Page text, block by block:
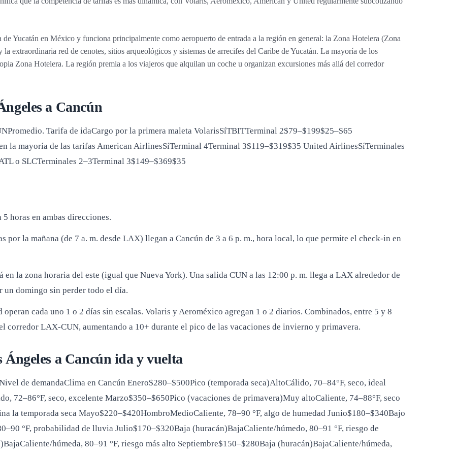
Yucatán en México y funciona principalmente como aeropuerto de entrada a la región en general: la Zona Hotelera (Zona
extraordinaria red de cenotes, sitios arqueológicos y sistemas de arrecifes del Caribe de Yucatán. La mayoría de los
Zona Hotelera. La región premia a los viajeros que alquilan un coche u organizan excursiones más allá del corredor
a Cancún
Tarifa de idaCargo por la primera maleta VolarisSíTBITTerminal 2$79–$199$25–$65
la mayoría de las tarifas American AirlinesSíTerminal 4Terminal 3$119–$319$35 United AirlinesSíTerminales
o SLCTerminales 2–3Terminal 3$149–$369$35
horas en ambas direcciones.
por la mañana (de 7 a. m. desde LAX) llegan a Cancún de 3 a 6 p. m., hora local, lo que permite el check-in en
en la zona horaria del este (igual que Nueva York). Una salida CUN a las 12:00 p. m. llega a LAX alrededor de
un domingo sin perder todo el día.
cada uno 1 o 2 días sin escalas. Volaris y Aeroméxico agregan 1 o 2 diarios. Combinados, entre 5 y 8
corredor LAX-CUN, aumentando a 10+ durante el pico de las vacaciones de invierno y primavera.
a Cancún ida y vuelta
de demandaClima en Cancún Enero$280–$500Pico (temporada seca)AltoCálido, 70–84°F, seco, ideal
72–86°F, seco, excelente Marzo$350–$650Pico (vacaciones de primavera)Muy altoCaliente, 74–88°F, seco
la temporada seca Mayo$220–$420HombroMedioCaliente, 78–90 °F, algo de humedad Junio$180–$340Bajo
°F, probabilidad de lluvia Julio$170–$320Baja (huracán)BajaCaliente/húmedo, 80–91 °F, riesgo de
húmeda, 80–91 °F, riesgo más alto Septiembre$150–$280Baja (huracán)BajaCaliente/húmeda,